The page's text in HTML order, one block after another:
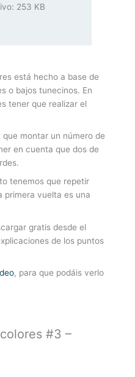
253 KB
está hecho a base de
o bajos tunecinos. En
tener que realizar el
montar un número de
en cuenta que dos de
tenemos que repetir
primera vuelta es una
gratis desde el
de los puntos
, para que podáis verlo
#3 –